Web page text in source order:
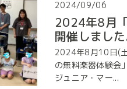
2024/09/06
2024年8月
開催しました
2024年8月10日(
の無料楽器体験会
ジュニア・マー...